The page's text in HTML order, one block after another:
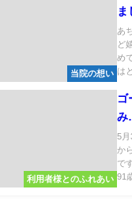
当院の想い
ま
あ
ど
め
は
利用者様とのふれあい
ゴ
み
5月
か
で
91